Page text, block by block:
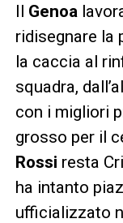
Il Genoa
ridisegnare la
la caccia al
squadra,
con i migliori
grosso per il
Rossi resta
ha intanto
ufficializzato